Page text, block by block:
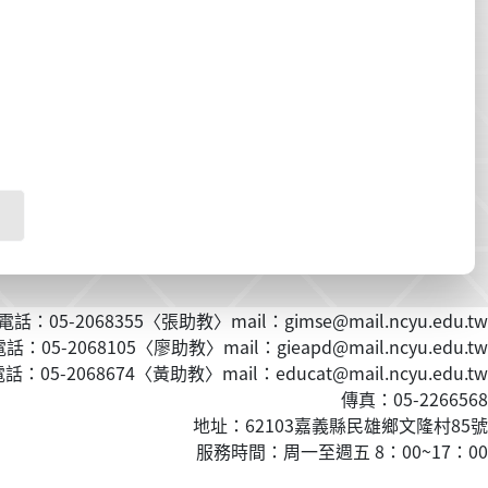
話：05-2068355〈張助教〉mail：gimse@mail.ncyu.edu.tw
話：05-2068105〈廖助教〉mail：gieapd@mail.ncyu.edu.tw
：05-2068674〈黃助教〉mail：educat@mail.ncyu.edu.tw
傳真：05-2266568
地址：62103嘉義縣民雄鄉文隆村85號
服務時間：周一至週五 8：00~17：00